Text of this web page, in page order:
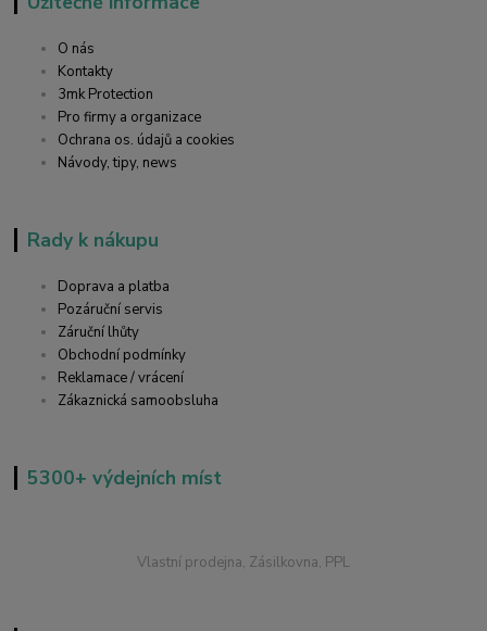
O nás
Kontakty
3mk Protection
Pro firmy a organizace
Ochrana os. údajů a cookies
Návody, tipy, news
Rady k nákupu
Doprava a platba
Pozáruční servis
Záruční lhůty
Obchodní podmínky
Reklamace / vrácení
Zákaznická samoobsluha
5300+ výdejních míst
Vlastní prodejna, Zásilkovna, PPL